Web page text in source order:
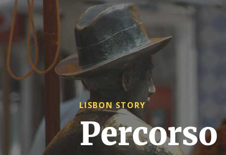
LISBON STORY
Percorso